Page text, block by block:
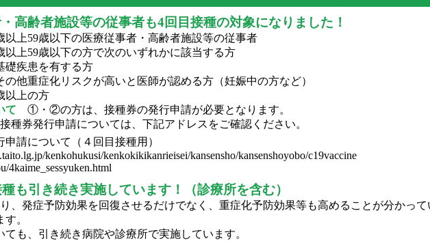
高齢者施設等の従事者も4回目接種の対象になりました！
上59歳以下の医療従事者・高齢者施設等の従事者
歳以下の方で次のいずれかに該当する方
を有する方
化リスクが高いと医師が認める方（妊娠中の方など）
の方
て ①・②の方は、接種券の発行申請が必要となります。
種券発行申請については、下記アドレスをご確認ください。
請について（４回目接種用）
kenkohukusi/kenkokikikanrieisei/kansensho/kansenshoyobo/c19vaccine
4kaime_sessyuken.html
も引き続き実施しています！（診療所を含む）
、発症予防効果を回復させるだけでなく、重症化予防効果等も高めることが分かっ
。
ても、引き続き病院や診療所で実施しています。